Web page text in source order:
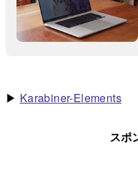
▶︎ Karabiner-Elements
スポ